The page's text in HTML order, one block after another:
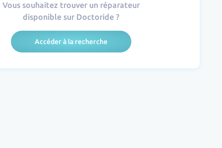
Vous souhaitez trouver un réparateur
disponible sur Doctoride ?
Accéder à la recherche